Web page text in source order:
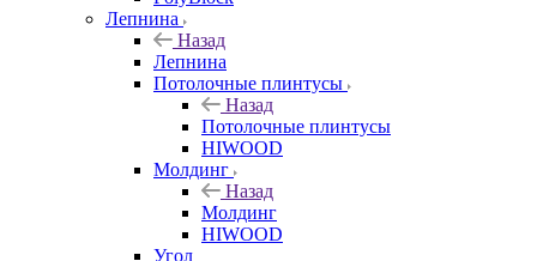
Лепнина
Назад
Лепнина
Потолочные плинтусы
Назад
Потолочные плинтусы
HIWOOD
Молдинг
Назад
Молдинг
HIWOOD
Угол